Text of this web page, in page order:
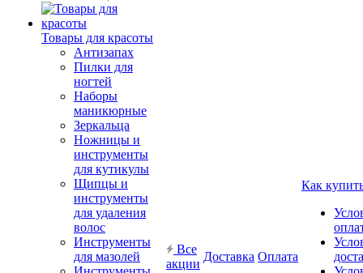
Товары для красоты
Антизапах
Пилки для
ногтей
Наборы
маникюрные
Зеркальца
Ножницы и
инструменты
для кутикулы
Щипцы и
инструменты
для удаления
волос
Инструменты
для мазолей
Все
акции
Доставка Оплата
Как